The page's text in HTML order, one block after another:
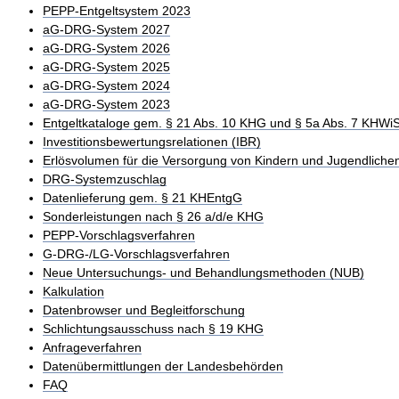
PEPP-Entgeltsystem 2023
aG-DRG-System 2027
aG-DRG-System 2026
aG-DRG-System 2025
aG-DRG-System 2024
aG-DRG-System 2023
Entgeltkataloge gem. § 21 Abs. 10 KHG und § 5a Abs. 7
Investitionsbewertungsrelationen (IBR)
Erlösvolumen für die Versorgung von Kindern und
DRG-Systemzuschlag
Datenlieferung gem. § 21 KHEntgG
Sonderleistungen nach § 26 a/d/e KHG
PEPP-Vorschlagsverfahren
G-DRG-/LG-Vorschlagsverfahren
Neue Untersuchungs- und Behandlungsmethoden (NUB)
Kalkulation
Datenbrowser und Begleitforschung
Schlichtungsausschuss nach § 19 KHG
Anfrageverfahren
Datenübermittlungen der Landesbehörden
FAQ